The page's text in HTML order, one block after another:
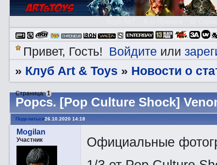
Привет, Гость! Войдите или
» Клуб Art & Toys » Новости о
Pоpcs. [Pop Culture Shock]
Страница:1
Поделиться26.10.2020 14:18
Mogilan
Участник
Официальные